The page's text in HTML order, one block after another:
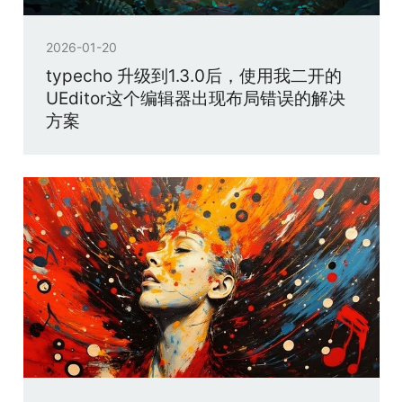
2026-01-20
typecho 升级到1.3.0后，使用我二开的
UEditor这个编辑器出现布局错误的解决
方案